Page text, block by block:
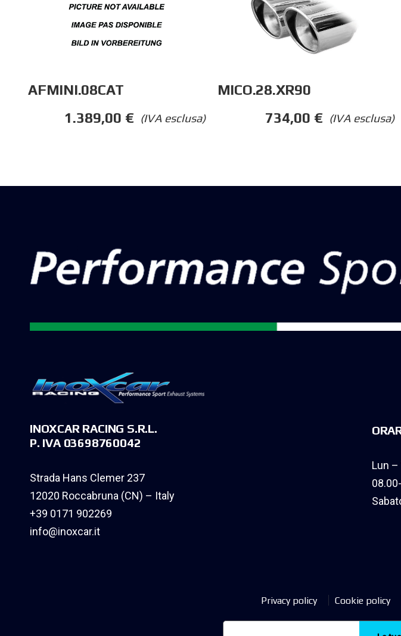
AFMINI.08CAT
(IVA esclusa)
1.389,00 €
MICO.28.XR90
(IVA esclusa)
734,00 €
INOXCAR RACING S.R.L.
P. IVA 03698760042
Strada Hans Clemer 237
12020 Roccabruna (CN) – Italy
+39 0171 902269
info@inoxcar.it
Lun –
Privacy policy Cookie policy